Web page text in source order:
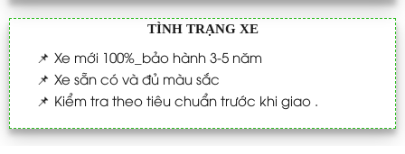
TÌNH TRẠNG XE
📌 Xe mới 100%_bảo hành 3-5 năm
📌 Xe sẵn có và đủ màu sắc
📌 Kiểm tra theo tiêu chuẩn trước khi giao .